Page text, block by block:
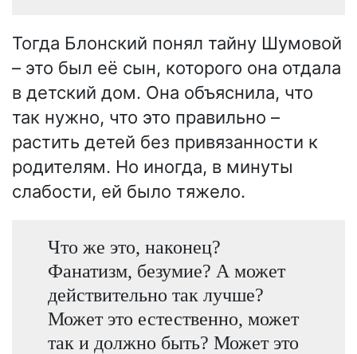
Тогда Блонский понял тайну Шумовой
– это был её сын, которого она отдала
в детский дом. Она объяснила, что
так нужно, что это правильно –
растить детей без привязанности к
родителям. Но иногда, в минуты
слабости, ей было тяжело.
Что же это, наконец?
Фанатизм, безумие? А может
действительно так лучше?
Может это естественно, может
так и должно быть? Может это